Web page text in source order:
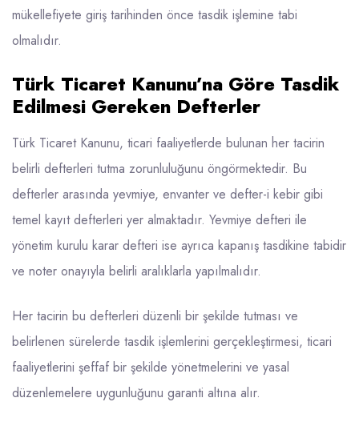
mükellefiyete giriş tarihinden önce tasdik işlemine tabi
olmalıdır.
Türk Ticaret Kanunu’na Göre Tasdik
Edilmesi Gereken Defterler
Türk Ticaret Kanunu, ticari faaliyetlerde bulunan her tacirin
belirli defterleri tutma zorunluluğunu öngörmektedir. Bu
defterler arasında yevmiye, envanter ve defter-i kebir gibi
temel kayıt defterleri yer almaktadır. Yevmiye defteri ile
yönetim kurulu karar defteri ise ayrıca kapanış tasdikine tabidir
ve noter onayıyla belirli aralıklarla yapılmalıdır.
Her tacirin bu defterleri düzenli bir şekilde tutması ve
belirlenen sürelerde tasdik işlemlerini gerçekleştirmesi, ticari
faaliyetlerini şeffaf bir şekilde yönetmelerini ve yasal
düzenlemelere uygunluğunu garanti altına alır.